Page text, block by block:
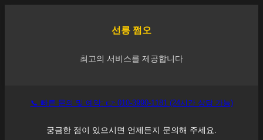
선릉 쩜오
최고의 서비스를 제공합니다
📞 빠른 문의 및 예약: 👉 010-3990-1181 (24시간 상담 가능)
궁금한 점이 있으시면 언제든지 문의해 주세요.